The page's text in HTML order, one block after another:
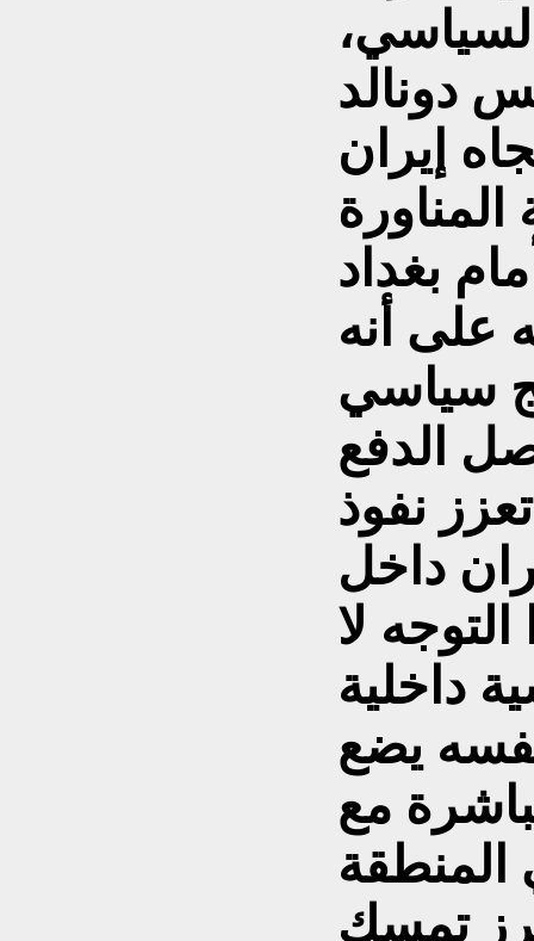
دونالد
إيران
على أنه
سياسي
الدفع
نفوذ
داخل
لا
داخلية
يضع
مع
تمسك